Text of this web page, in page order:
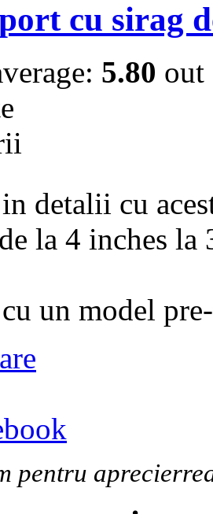
cu sirag
5.80 out
detalii cu
la 4 inches
un model
pentru